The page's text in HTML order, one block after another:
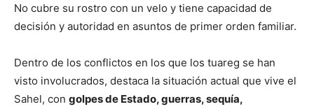
No cubre su rostro con un velo y tiene capacidad de
decisión y autoridad en asuntos de primer orden familiar.
Dentro de los conflictos en los que los tuareg se han
visto involucrados, destaca la situación actual que vive el
Sahel, con golpes de Estado, guerras, sequía,